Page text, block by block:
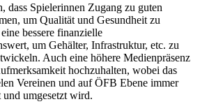
dass Spielerinnen Zugang zu guten
um Qualität und Gesundheit zu
bessere finanzielle
um Gehälter, Infrastruktur, etc. zu
Auch eine höhere Medienpräsenz
hochzuhalten, wobei das
Vereinen und auf ÖFB Ebene immer
umgesetzt wird.